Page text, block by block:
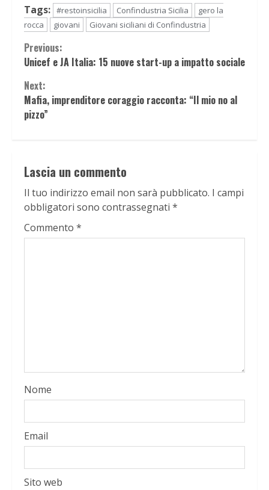
Tags: #restoinsicilia Confindustria Sicilia
gero la
rocca
giovani Giovani siciliani di Confindustria
Continue
Reading
Previous:
Unicef e JA Italia: 15 nuove start-up a impatto sociale
Next:
Mafia, imprenditore coraggio racconta: “Il mio no al
pizzo”
Lascia un commento
Il tuo indirizzo email non sarà pubblicato. I campi
obbligatori sono contrassegnati *
Commento *
Nome
Email
Sito web